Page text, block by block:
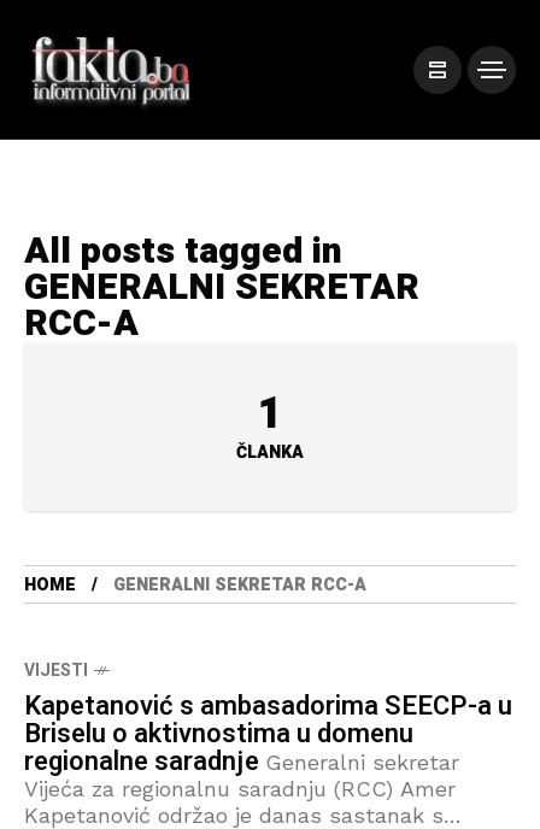
All posts tagged in
GENERALNI SEKRETAR
RCC-A
1
ČLANKA
HOME GENERALNI SEKRETAR RCC-A
VIJESTI
Kapetanović s ambasadorima SEECP-a u
Briselu o aktivnostima u domenu
regionalne saradnje Generalni sekretar
Vijeća za regionalnu saradnju (RCC) Amer
Kapetanović održao je danas sastanak s